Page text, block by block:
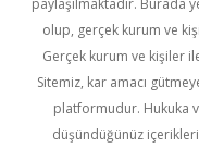
paylaşılmaktadır. Burada
olup, gerçek kurum ve
Gerçek kurum ve kişiler
Sitemiz, kar amacı
platformudur. Hukuka
düşündüğünüz